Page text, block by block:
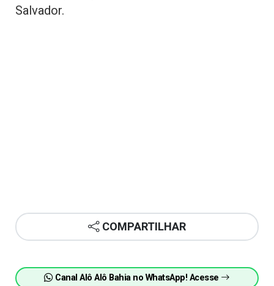
Salvador.
COMPARTILHAR
Canal Alô Alô Bahia no WhatsApp! Acesse